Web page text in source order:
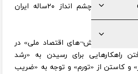
اسناد بالادستی نظام از جمله سندچشم انداز ۲۰ساله ایران
و «ابرچالش¬های اقتصاد ملی» در
راهکارهایی برای رسیدن به «رشد
و کاستن از «تورم» و توجه به «ضریب